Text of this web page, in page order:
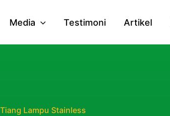
Media Testimoni Artikel
Tiang Lampu Stainless